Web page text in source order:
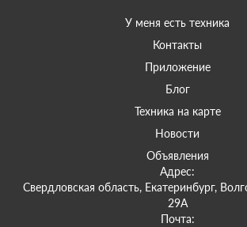
У меня есть техника
Контакты
Приложение
Блог
Техника на карте
Новости
Объявления
Адрес:
Свердловская область, Екатеринбург,
29А
Почта: